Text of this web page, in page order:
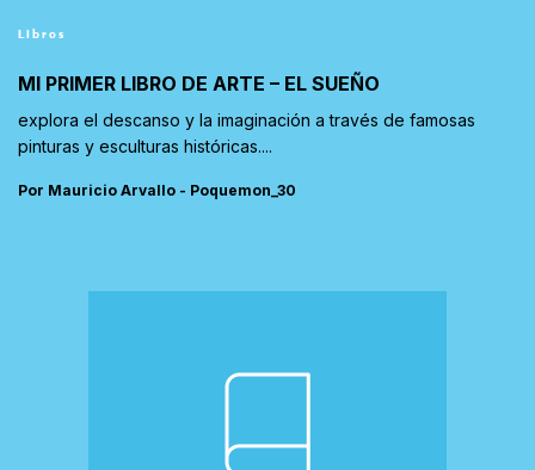
Libros
MI PRIMER LIBRO DE ARTE – EL SUEÑO
explora el descanso y la imaginación a través de famosas
pinturas y esculturas históricas....
Por Mauricio Arvallo - Poquemon_30